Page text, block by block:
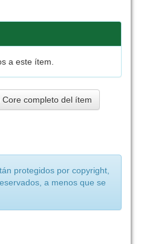
a este ítem.
completo del ítem
protegidos por copyright,
a menos que se